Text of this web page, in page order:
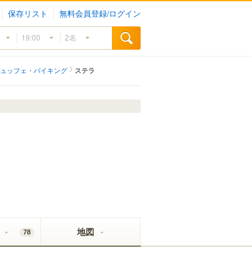
保存リスト 無料会員登録/ログイン
ッフェ・バイキング ステラ
78 地図